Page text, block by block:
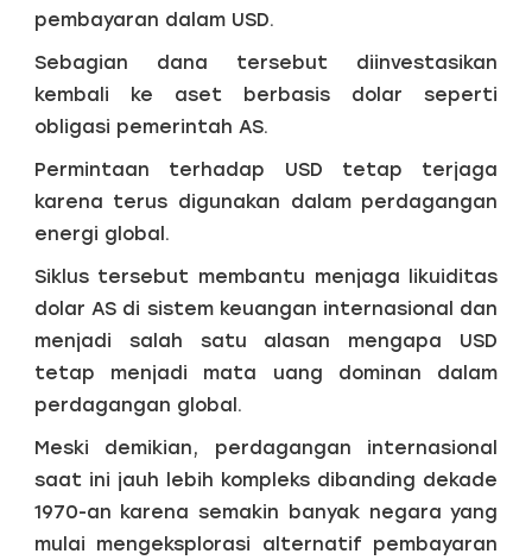
pembayaran dalam USD.
Sebagian dana tersebut diinvestasikan
kembali ke aset berbasis dolar seperti
obligasi pemerintah AS.
Permintaan terhadap USD tetap terjaga
karena terus digunakan dalam perdagangan
energi global.
Siklus tersebut membantu menjaga likuiditas
dolar AS di sistem keuangan internasional dan
menjadi salah satu alasan mengapa USD
tetap menjadi mata uang dominan dalam
perdagangan global.
Meski demikian, perdagangan internasional
saat ini jauh lebih kompleks dibanding dekade
1970-an karena semakin banyak negara yang
mulai mengeksplorasi alternatif pembayaran